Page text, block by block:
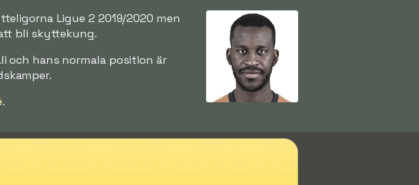
Ligue 2 2019/2020 men
bli skyttekung.
och hans normala position är
.